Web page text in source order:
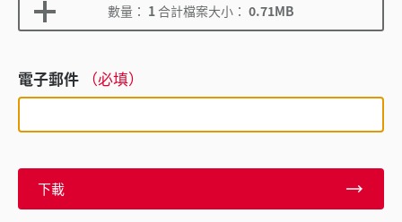
數量： 1合計檔案大小： 0.71MB
電子郵件 （必填）
下載